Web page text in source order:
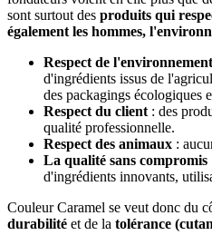
sont surtout des produits qui
également les hommes,
Respect de l'environnement
d'ingrédients issus de
des packagings écologiques
Respect du client : des
qualité professionnelle.
Respect des animaux :
La qualité sans compromis
d'ingrédients innovants,
Couleur Caramel se veut donc du
durabilité et de la tolérance